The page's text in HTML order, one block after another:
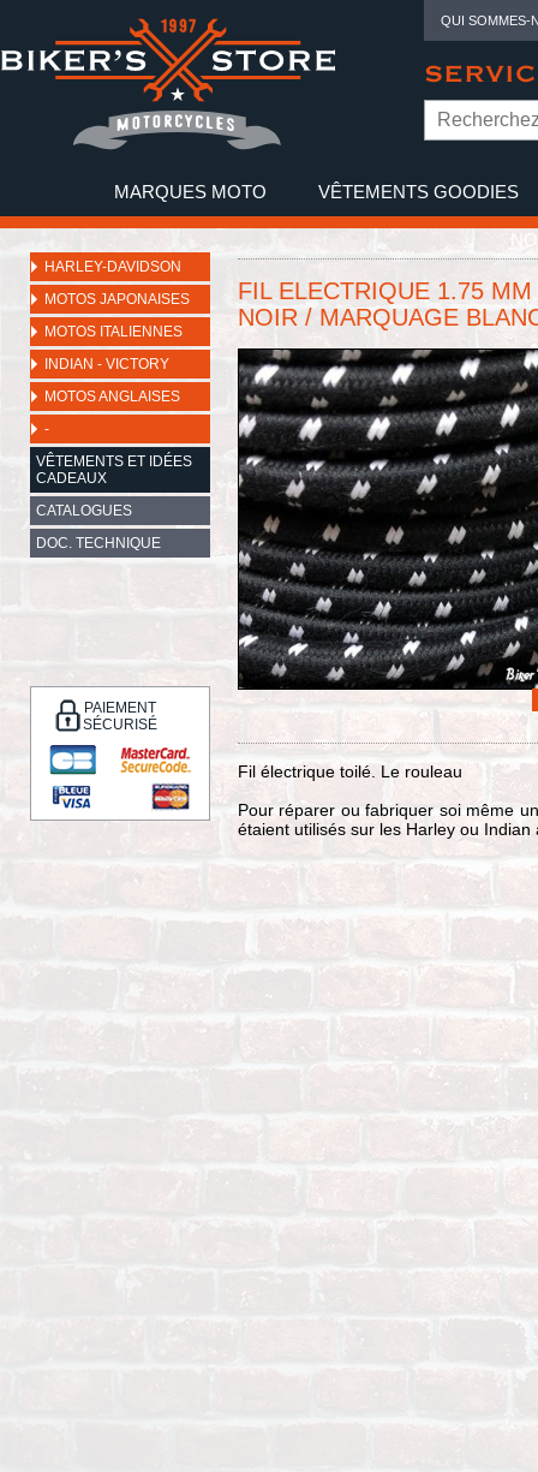
QUI SOMMES-
MARQUES MOTO VÊTEMENTS GOODIES
HARLEY-DAVIDSON
MOTOS JAPONAISES
MOTOS ITALIENNES
INDIAN - VICTORY
MOTOS ANGLAISES
-
VÊTEMENTS ET IDÉES
CADEAUX
CATALOGUES
DOC. TECHNIQUE
PAIEMENT
SÉCURISÉ
FIL ELECTRIQUE 1.75
NOIR / MARQUAGE
Fil électrique toilé. Le rouleau
Pour réparer ou fabriquer soi même
étaient utilisés sur les Harley ou